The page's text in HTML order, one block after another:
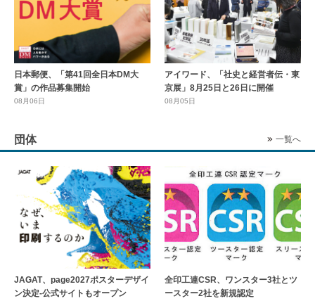
日本郵便、「第41回全日本DM大
賞」の作品募集開始
08月06日
アイワード、「社史と経営者伝・東
京展」8月25日と26日に開催
08月05日
団体 一覧へ
JAGAT、page2027ポスターデザイ
ン決定-公式サイトもオープン
全印工連CSR、ワンスター3社とツ
ースター2社を新規認定